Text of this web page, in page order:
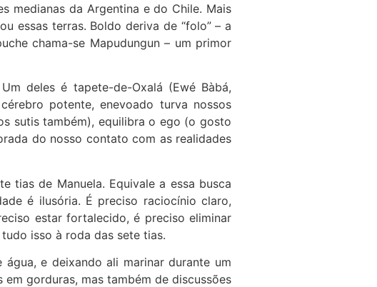
medianas da Argentina e do Chile. Mais
essas terras. Boldo deriva de “folo” – a
chama-se Mapudungun – um primor
deles é tapete-de-Oxalá (Ewé Bàbá,
potente, enevoado turva nossos
sutis também), equilibra o ego (o gosto
do nosso contato com as realidades
tias de Manuela. Equivale a essa busca
é ilusória. É preciso raciocínio claro,
estar fortalecido, é preciso eliminar
isso à roda das sete tias.
e deixando ali marinar durante um
gorduras, mas também de discussões